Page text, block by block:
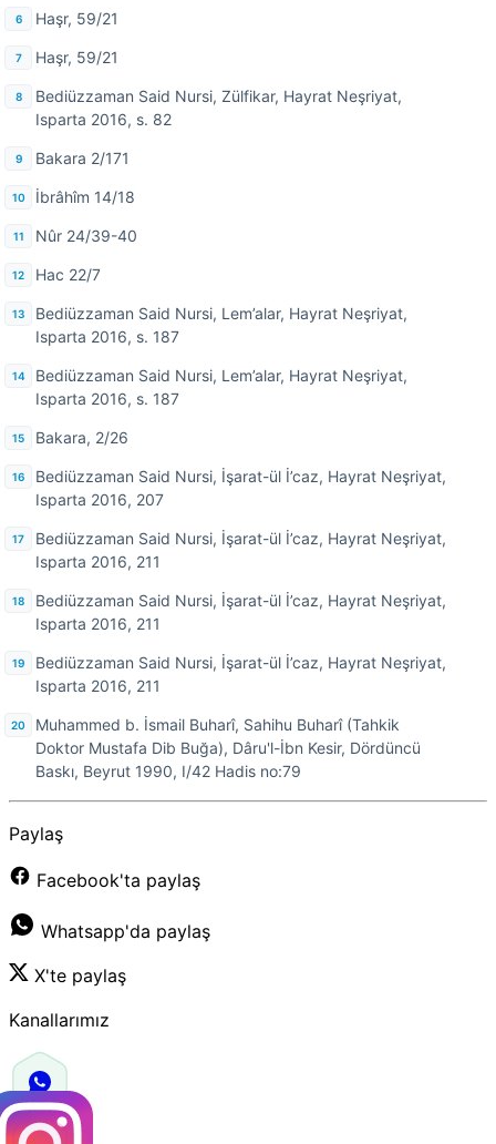
Haşr, 59/21
Haşr, 59/21
Bediüzzaman Said Nursi, Zülfikar, Hayrat Neşriyat,
Isparta 2016, s. 82
Bakara 2/171
İbrâhîm 14/18
Nûr 24/39-40
Hac 22/7
Bediüzzaman Said Nursi, Lem’alar, Hayrat Neşriyat,
Isparta 2016, s. 187
Bediüzzaman Said Nursi, Lem’alar, Hayrat Neşriyat,
Isparta 2016, s. 187
Bakara, 2/26
Bediüzzaman Said Nursi, İşarat-ül İ’caz, Hayrat Neşriyat,
Isparta 2016, 207
Bediüzzaman Said Nursi, İşarat-ül İ’caz, Hayrat Neşriyat,
Isparta 2016, 211
Bediüzzaman Said Nursi, İşarat-ül İ’caz, Hayrat Neşriyat,
Isparta 2016, 211
Bediüzzaman Said Nursi, İşarat-ül İ’caz, Hayrat Neşriyat,
Isparta 2016, 211
Muhammed b. İsmail Buharî, Sahihu Buharî (Tahkik
Doktor Mustafa Dib Buğa), Dâru'l-İbn Kesir, Dördüncü
Baskı, Beyrut 1990, I/42 Hadis no:79
Paylaş
Facebook'ta paylaş
Whatsapp'da paylaş
X'te paylaş
Kanallarımız